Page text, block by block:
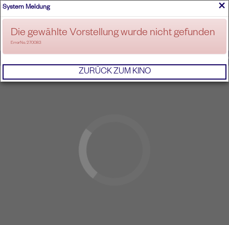
ANMELDEN
×
System Meldung
Die gewählte Vorstellung wurde nicht gefunden
ErrorNo. 270083
ZURÜCK ZUM KINO